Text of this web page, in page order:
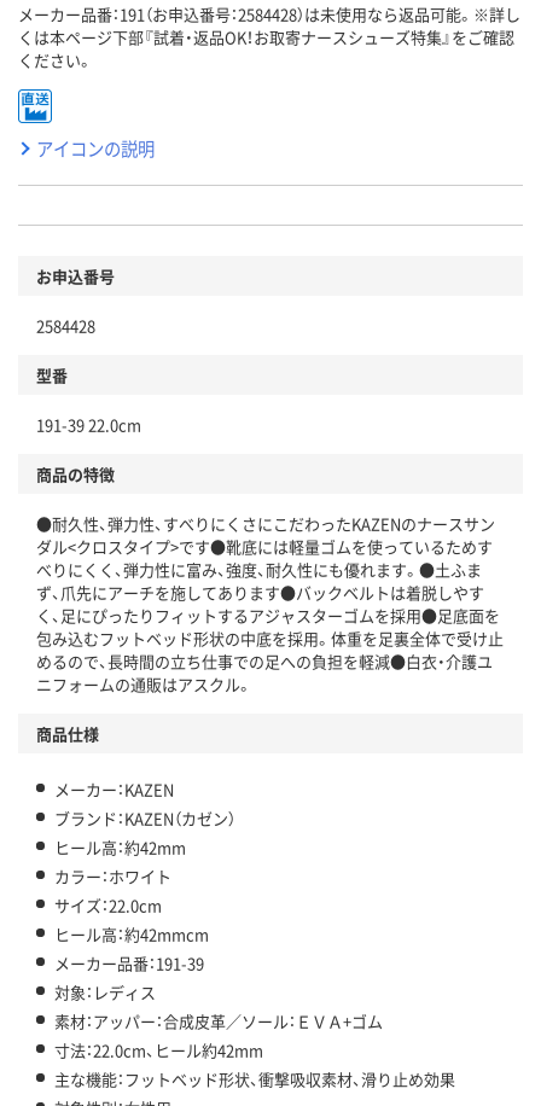
メーカー品番：191（お申込番号：2584428）は未使用なら返品可能。※詳し
くは本ページ下部『試着・返品OK！お取寄ナースシューズ特集』をご確認
ください。
アイコンの説明
お申込番号
2584428
型番
191-39 22.0cm
商品の特徴
●耐久性、弾力性、すべりにくさにこだわったKAZENのナースサン
ダル<クロスタイプ>です●靴底には軽量ゴムを使っているためす
べりにくく、弾力性に富み、強度、耐久性にも優れます。●土ふま
ず、爪先にアーチを施してあります●バックベルトは着脱しやす
く、足にぴったりフィットするアジャスターゴムを採用●足底面を
包み込むフットベッド形状の中底を採用。体重を足裏全体で受け止
めるので、長時間の立ち仕事での足への負担を軽減●白衣・介護ユ
ニフォームの通販はアスクル。
商品仕様
メーカー：KAZEN
ブランド：KAZEN（カゼン）
ヒール高：約42mm
カラー：ホワイト
サイズ：22.0cm
ヒール高：約42mmcm
メーカー品番：191-39
対象：レディス
素材：アッパー：合成皮革／ソール：ＥＶＡ+ゴム
寸法：22.0cm、ヒール約42mm
主な機能：フットベッド形状、衝撃吸収素材、滑り止め効果